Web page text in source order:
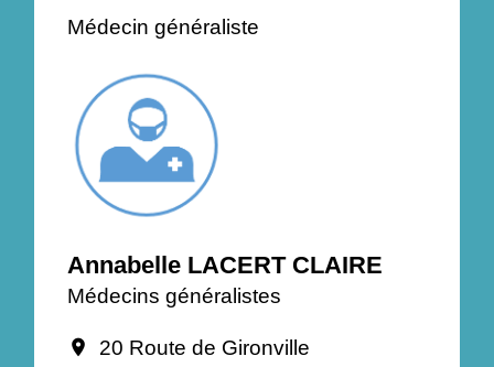
Médecin généraliste
Annabelle LACERT CLAIRE
Médecins généralistes
location_on
20 Route de Gironville